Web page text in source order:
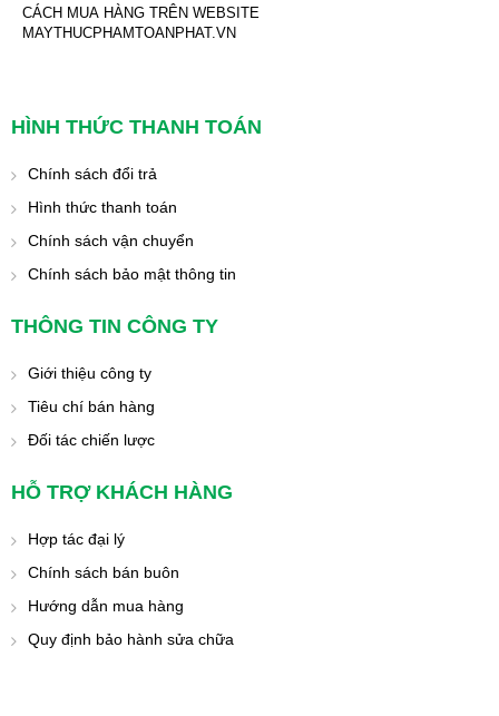
CÁCH MUA HÀNG TRÊN WEBSITE
MAYTHUCPHAMTOANPHAT.VN
HÌNH THỨC THANH TOÁN
Chính sách đổi trả
Hình thức thanh toán
Chính sách vận chuyển
Chính sách bảo mật thông tin
THÔNG TIN CÔNG TY
Giới thiệu công ty
Tiêu chí bán hàng
Đối tác chiến lược
HỖ TRỢ KHÁCH HÀNG
Hợp tác đại lý
Chính sách bán buôn
Hướng dẫn mua hàng
Quy định bảo hành sửa chữa